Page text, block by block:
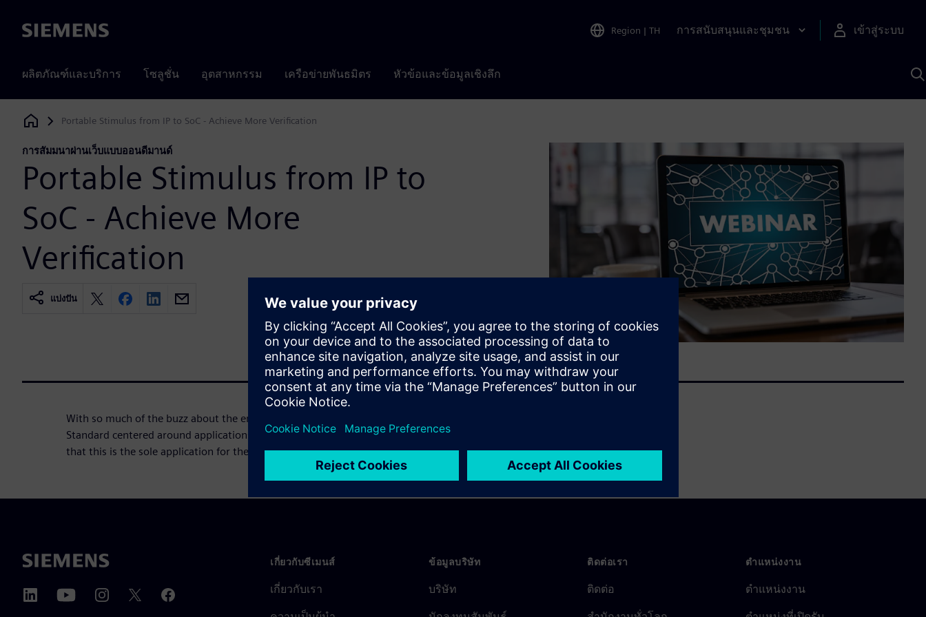
Siemens Region | TH การสนับสนุนและชุมชน เข้าสู่ระบบ
ผลิตภัณฑ์และบริการ โซลูชั่น อุตสาหกรรม เครือข่ายพันธมิตร หัวข้อและข้อมูลเชิงลึก
Siemens Digital Industries Software
Portable Stimulus from IP to SoC - Achieve More Verification
การสัมมนาผ่านเว็บแบบออนดีมานด์
Portable Stimulus from IP to
SoC - Achieve More
Verification
แบ่งปัน
With so much of the buzz about the emerging Accellera Portable Stimulus
Standard centered around applications in the system level space, it might seem
that this is the sole application for the technology.
เกี่ยวกับซีเมนส์
เกี่ยวกับเรา
ข้อมูลบริษัท
บริษัท
ติดต่อเรา
ติดต่อ
ตำแหน่งงาน
ตำแหน่งงาน